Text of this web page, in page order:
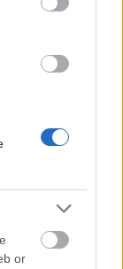
or
a
okoz a
a